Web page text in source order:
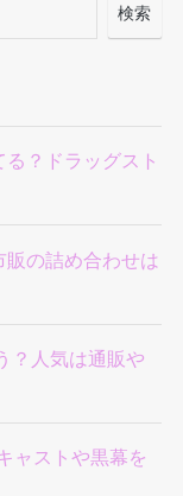
検索
？ドラッグスト
販の詰め合わせは
？人気は通販や
ャストや黒幕を